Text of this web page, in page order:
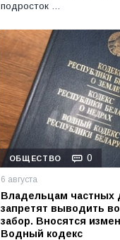
подросток …
ОБЩЕСТВО 0
6 августа
Владельцам частных
запретят выводить
забор. Вносятся
Водный кодекс